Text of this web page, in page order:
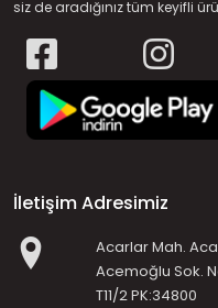
siz de aradığınız tüm keyifli
İletişim Adresimiz
Acarlar Mah.
Acemoğlu Sok.
T11/2 PK:34800